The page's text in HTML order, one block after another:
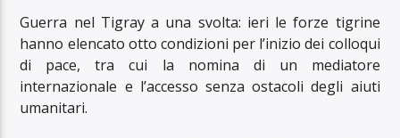
Guerra nel Tigray a una svolta: ieri le forze tigrine
hanno elencato otto condizioni per l’inizio dei colloqui
di pace, tra cui la nomina di un mediatore
internazionale e l’accesso senza ostacoli degli aiuti
umanitari.